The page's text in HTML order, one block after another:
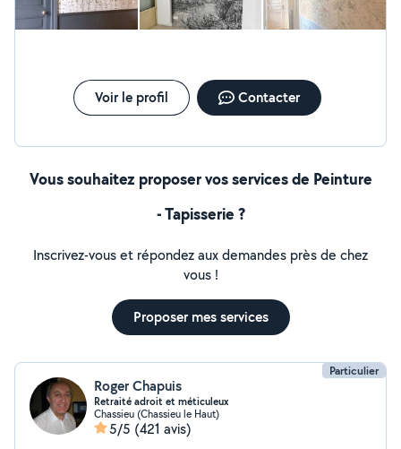
collaboration unique basée sur la confiance et une
communication ouverte. - La perfection réside dans les
pensé et exécuté. - Votre projet mérite un savoir-faire
authentique. N'hésitez pas à me contacter pour
discuter de vos idées et de vos besoins !
Voir le profil Contacter
Vous souhaitez proposer vos services de Peinture
- Tapisserie ?
Inscrivez-vous et répondez aux demandes près de chez
vous !
Proposer mes services
Particulier
Roger Chapuis
Retraité adroit et méticuleux
Chassieu (Chassieu le Haut)
5/5 (421 avis)